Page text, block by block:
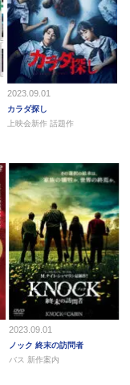
2023.09.01
カラダ探し
上映会新作 話題作
2023.09.01
ノック 終末の訪問者
バス 新作案内